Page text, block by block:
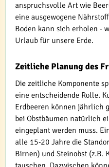
anspruchsvolle Art wie
eine ausgewogene
Boden kann sich erholen -
Urlaub für unsere Erde.
Zeitliche Planung des
Die zeitliche Komponente
eine entscheidende Rolle.
Erdbeeren können jährlich
bei Obstbäumen natürlich
eingeplant werden muss.
alle 15-20 Jahre die
Birnen) und Steinobst (z.B.